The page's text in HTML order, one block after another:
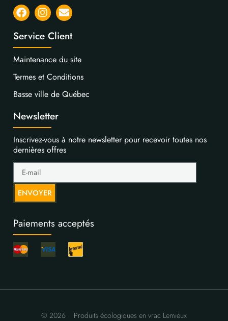
Service Client
Maintenance du site
Termes et Conditions
Basse ville de Québec
Newsletter
Inscrivez-vous à notre newsletter pour recevoir toutes nos
dernières offres
ENVOYER
Paiements acceptés
© 2026
Produits écologiques en vrac Lemieux